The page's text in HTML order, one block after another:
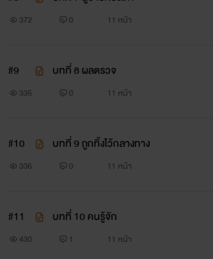
372 0 11 หน้า
#9 บทที่ 8 ผลตรวจ
335 0 11 หน้า
#10 บทที่ 9 ถูกทิ้งไว้กลางทาง
336 0 11 หน้า
#11 บทที่ 10 คนรู้จัก
430 1 11 หน้า